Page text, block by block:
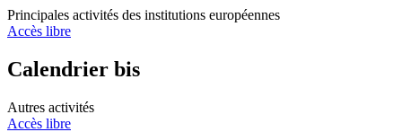
Principales activités des institutions européennes
Accès libre
Calendrier bis
Autres activités
Accès libre